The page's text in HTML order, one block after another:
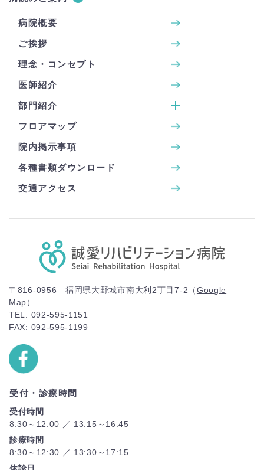
病院概要
ご挨拶
理念・コンセプト
医師紹介
部門紹介
フロアマップ
院内掲示事項
各種書類ダウンロード
交通アクセス
〒816-0956 福岡県大野城市南大利2丁目7-2（Google
Map）
TEL: 092-595-1151
FAX: 092-595-1199
受付・診療時間
受付時間
8:30～12:00 ／ 13:15～16:45
診療時間
8:30～12:30 ／ 13:30～17:15